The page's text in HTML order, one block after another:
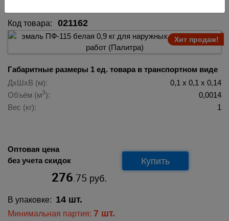
Код товара: 021162
Хит продаж!
Габаритные размеры 1 ед. товара в транспортном виде
ДхШхВ (м):
0,1 х 0,1 х 0,14
Объём (м3):
0,0014
Вес (кг):
1
Оптовая цена
без учета скидок
276.75 руб.
Купить
В упаковке: 14 шт.
Минимальная партия: 7 шт.